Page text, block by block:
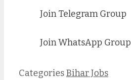
Join Telegram Group
Join WhatsApp Group
CategoriesBihar Jobs